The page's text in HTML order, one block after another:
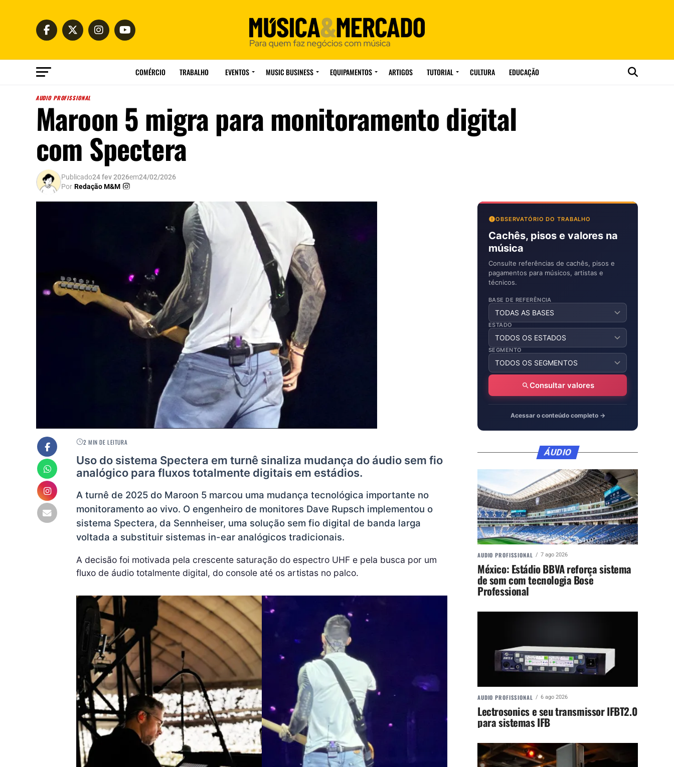
COMÉRCIO TRABALHO EVENTOS MUSIC BUSINESS EQUIPAMENTOS ARTIGOS TUTORIAL CULTURA EDUCAÇÃO
AUDIO PROFISSIONAL
Maroon 5 migra para monitoramento digital
com Spectera
Publicado24 fev 2026em24/02/2026
Por Redação M&M
2 MIN DE LEITURA
Uso do sistema Spectera em turnê sinaliza mudança do áudio sem fio
analógico para fluxos totalmente digitais em estádios.
A turnê de 2025 do Maroon 5 marcou uma mudança tecnológica importante no
monitoramento ao vivo. O engenheiro de monitores Dave Rupsch implementou o
sistema Spectera, da Sennheiser, uma solução sem fio digital de banda larga
voltada a substituir sistemas in-ear analógicos tradicionais.
A decisão foi motivada pela crescente saturação do espectro UHF e pela busca por um
fluxo de áudio totalmente digital, do console até os artistas no palco.
OBSERVATÓRIO DO TRABALHO
Cachês, pisos e valores na
música
Consulte referências de cachês, pisos e
pagamentos para músicos, artistas e
técnicos.
BASE DE REFERÊNCIA
ESTADO
SEGMENTO
Consultar valores
Acessar o conteúdo completo →
ÁUDIO
AUDIO PROFISSIONAL 7 ago 2026
México: Estádio BBVA reforça sistema
de som com tecnologia Bose
Professional
AUDIO PROFISSIONAL 6 ago 2026
Lectrosonics e seu transmissor IFBT2.0
para sistemas IFB